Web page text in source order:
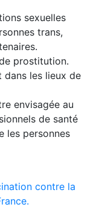
sexuelles
trans,
prostitution.
dans les lieux de
envisagée au
de santé
les personnes
contre la